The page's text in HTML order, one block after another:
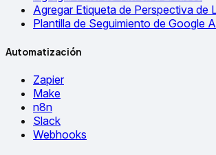
Agregar Etiqueta de Perspectiva de
Plantilla de Seguimiento de Google
Automatización
Zapier
Make
n8n
Slack
Webhooks